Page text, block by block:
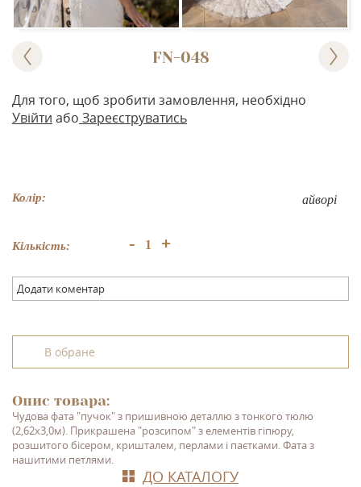
FN-048
Для того, щоб зробити замовлення, необхідно
Увійти або Зареєструватись
Колір: айворі
Кількість: - +
Додати коментар
В обране
Опис товара:
Чудова фата "пучок" з пришивною деталлю з тонкого тюлю
(2,62х3,0м). Прикрашена "розсипом" з елементів гіпюру,
розшитого бісером, кришталем, перлами і паєтками. Фата з
нашитими петлями.
ДО КАТАЛОГУ